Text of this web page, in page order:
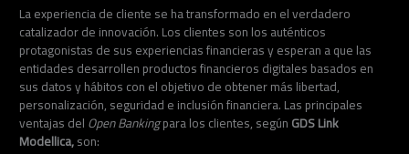
La experiencia de cliente se ha transformado en el verdadero
catalizador de innovación. Los clientes son los auténticos
protagonistas de sus experiencias financieras y esperan a que las
entidades desarrollen productos financieros digitales basados en
sus datos y hábitos con el objetivo de obtener más libertad,
personalización, seguridad e inclusión financiera. Las principales
ventajas delOpen Bankingpara los clientes, segúnGDS Link
Modellica,son: